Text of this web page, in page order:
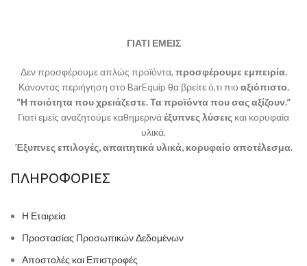
ΓΙΑΤΙ ΕΜΕΙΣ
Δεν προσφέρουμε απλώς προϊόντα, προσφέρουμε εμπειρία.
Κάνοντας περιήγηση στο BarEquip θα βρείτε ό,τι πιο αξιόπιστο.
“Η ποιότητα που χρειάζεστε. Τα προϊόντα που σας αξίζουν.”
Γιατί εμείς αναζητούμε καθημερινάέξυπνες λύσεις και κορυφαία
υλικά.
Έξυπνες επιλογές, απαιτητικά υλικά, κορυφαίο αποτέλεσμα.
ΠΛΗΡΟΦΟΡΙΕΣ
Η Εταιρεία
Προστασίας Προσωπικών Δεδομένων
Αποστολές και Επιστροφές